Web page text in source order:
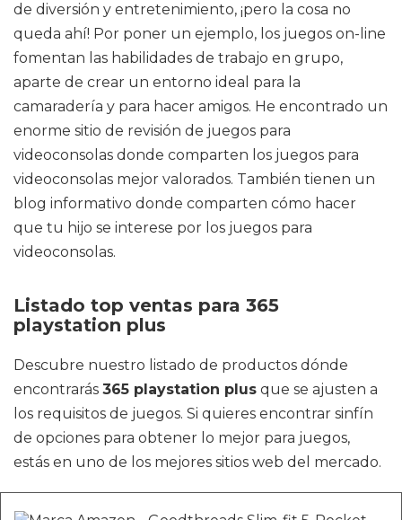
de diversión y entretenimiento, ¡pero la cosa no
queda ahí! Por poner un ejemplo, los juegos on-line
fomentan las habilidades de trabajo en grupo,
aparte de crear un entorno ideal para la
camaradería y para hacer amigos. He encontrado un
enorme sitio de revisión de juegos para
videoconsolas donde comparten los juegos para
videoconsolas mejor valorados. También tienen un
blog informativo donde comparten cómo hacer
que tu hijo se interese por los juegos para
videoconsolas.
Listado top ventas para 365
playstation plus
Descubre nuestro listado de productos dónde
encontrarás 365 playstation plus que se ajusten a
los requisitos de juegos. Si quieres encontrar sinfín
de opciones para obtener lo mejor para juegos,
estás en uno de los mejores sitios web del mercado.